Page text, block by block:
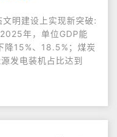
明建设上实现新突破:
年，单位GDP能
降15%、18.5%；煤炭
发电装机占比达到